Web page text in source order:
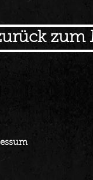
zum